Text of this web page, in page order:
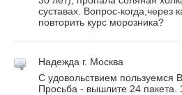
суставах. Вопрос-когда,через
повторить курс морозника?
Надежда г. Москва
С удовольствием пользуемся
Просьба - вышлите 24 пакета.